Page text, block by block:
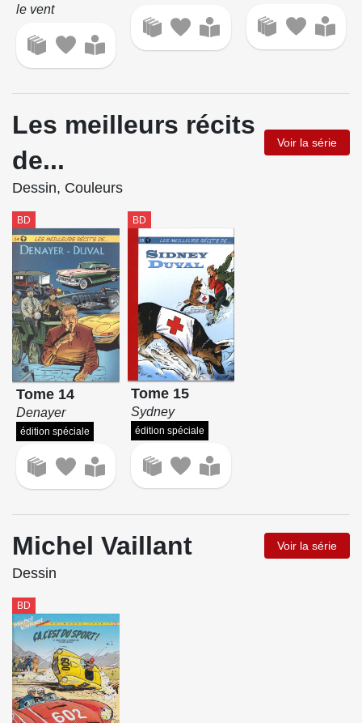
le vent
Les meilleurs récits
de...
Voir la série
Dessin, Couleurs
BD
Tome 14
Denayer
édition spéciale
BD
Tome 15
Sydney
édition spéciale
Michel Vaillant Voir la série
Dessin
BD